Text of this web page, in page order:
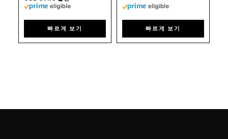
빠르게 보기 빠르게 보기